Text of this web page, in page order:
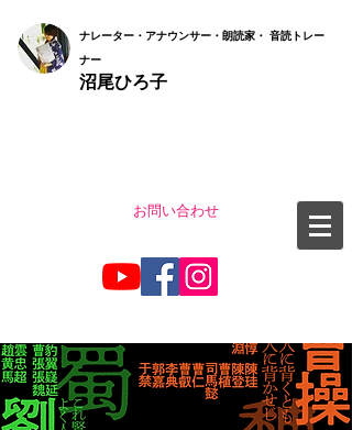
ナレーター・アナウンサー・朗読家・ 音読トレー
ナー
沼尾ひろ子
お問い合わせ